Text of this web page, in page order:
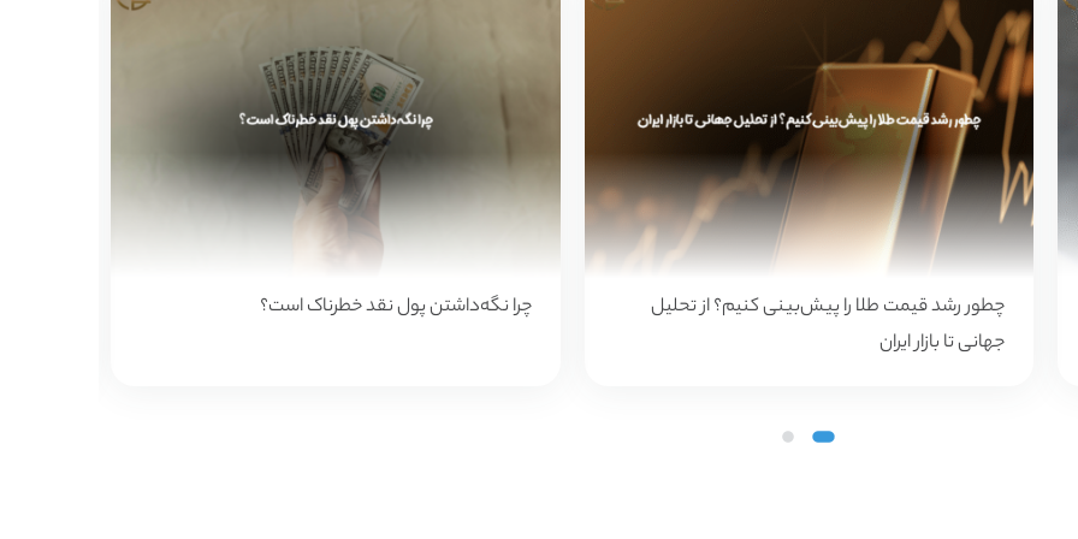
چرا نگه‌داشتن پول نقد خطرناک است؟
۷ استراتژی کم‌ریسک برای سرمایه‌گذاری با سرمایه کم در